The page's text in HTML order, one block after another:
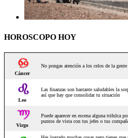
HOROSCOPO HOY